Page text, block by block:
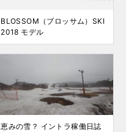
BLOSSOM（ブロッサム）SKI
2018 モデル
恵みの雪？ イントラ稼働日誌